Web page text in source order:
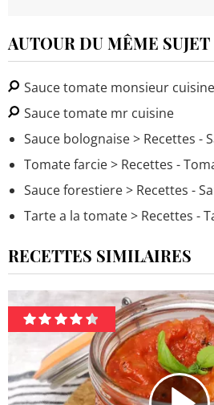
AUTOUR DU MÊME SUJET
Sauce tomate monsieur cuisine
Sauce tomate mr cuisine
Sauce bolognaise> Recettes -
Tomate farcie> Recettes -
Sauce forestiere> Recettes -
Tarte a la tomate> Recettes -
RECETTES SIMILAIRES